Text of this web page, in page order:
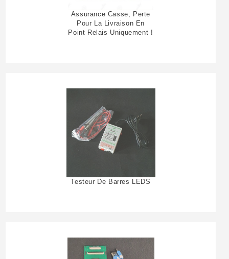
Assurance Casse, Perte
Pour La Livraison En
Point Relais Uniquement !
Testeur De Barres LEDS